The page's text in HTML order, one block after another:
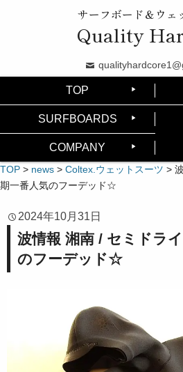
サーフボード＆ウェ
Quality
TOP
SURFBOARDS
COMPANY
TOP > news > Coltex.ウェットスーツ >
期一番人気のフーデッド☆
2024年10月31日
波情報 湘南 / セミドラ
のフーデッド☆